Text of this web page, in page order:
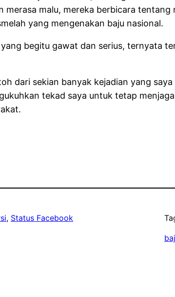
merasa malu, mereka berbicara
yang mengenakan baju nasional.
begitu gawat dan serius, ternyata
dari sekian banyak kejadian yang
tekad saya untuk tetap
, Status Facebook